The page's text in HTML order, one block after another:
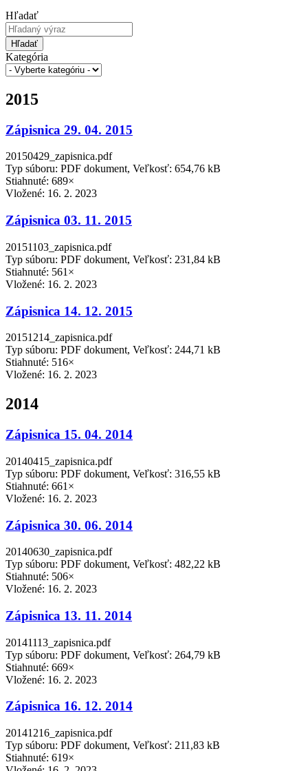
Hľadať
Hľadať
Kategória
2015
Zápisnica 29. 04. 2015
20150429_zapisnica.pdf
Typ súboru: PDF dokument, Veľkosť: 654,76 kB
Stiahnuté: 689×
Vložené: 16. 2. 2023
Zápisnica 03. 11. 2015
20151103_zapisnica.pdf
Typ súboru: PDF dokument, Veľkosť: 231,84 kB
Stiahnuté: 561×
Vložené: 16. 2. 2023
Zápisnica 14. 12. 2015
20151214_zapisnica.pdf
Typ súboru: PDF dokument, Veľkosť: 244,71 kB
Stiahnuté: 516×
Vložené: 16. 2. 2023
2014
Zápisnica 15. 04. 2014
20140415_zapisnica.pdf
Typ súboru: PDF dokument, Veľkosť: 316,55 kB
Stiahnuté: 661×
Vložené: 16. 2. 2023
Zápisnica 30. 06. 2014
20140630_zapisnica.pdf
Typ súboru: PDF dokument, Veľkosť: 482,22 kB
Stiahnuté: 506×
Vložené: 16. 2. 2023
Zápisnica 13. 11. 2014
20141113_zapisnica.pdf
Typ súboru: PDF dokument, Veľkosť: 264,79 kB
Stiahnuté: 669×
Vložené: 16. 2. 2023
Zápisnica 16. 12. 2014
20141216_zapisnica.pdf
Typ súboru: PDF dokument, Veľkosť: 211,83 kB
Stiahnuté: 619×